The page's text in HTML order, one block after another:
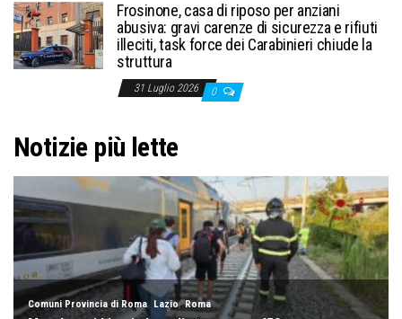
Frosinone, casa di riposo per anziani
abusiva: gravi carenze di sicurezza e rifiuti
illeciti, task force dei Carabinieri chiude la
struttura
31 Luglio 2026 0
Notizie più lette